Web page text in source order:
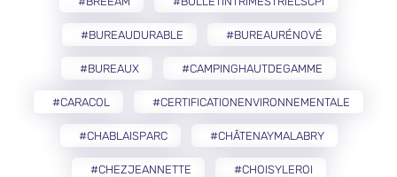
#BUREAUDURABLE #BUREAURÉNOVÉ
#BUREAUX #CAMPINGHAUTDEGAMME
#CARACOL #CERTIFICATIONENVIRONNEMENTALE
#CHABLAISPARC #CHÂTENAYMALABRY
#CHEZJEANNETTE #CHOISYLEROI